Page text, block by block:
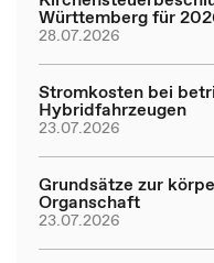
Württemberg für
28.07.2026
Stromkosten bei
Hybridfahrzeugen
23.07.2026
Grundsätze zur
Organschaft
23.07.2026